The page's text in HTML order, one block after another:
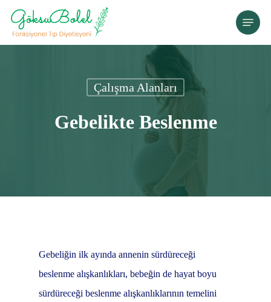
Skip
main
Menu
Çalışma Alanları
Gebelikte Beslenme
Gebeliğin ilk ayında annenin sürdüreceği
beslenme alışkanlıkları, bebeğin de hayat boyu
sürdüreceği beslenme alışkanlıklarının temelini